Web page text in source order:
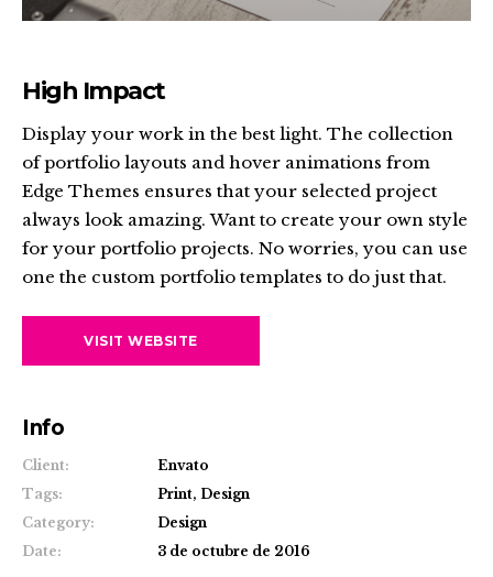
High Impact
Display your work in the best light. The collection
of portfolio layouts and hover animations from
Edge Themes ensures that your selected project
always look amazing. Want to create your own style
for your portfolio projects. No worries, you can use
one the custom portfolio templates to do just that.
VISIT WEBSITE
Info
Client:
Envato
Tags:
Print, Design
Category:
Design
Date:
3 de octubre de 2016